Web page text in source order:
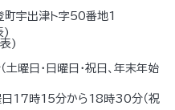
宇出津ト字50番地1
)
)
曜日・日曜日・祝日、年末年始
日17時15分から18時30分（祝